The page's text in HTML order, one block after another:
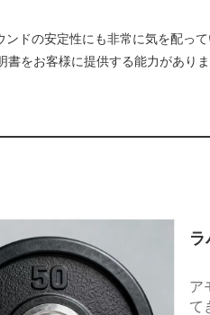
ドの安定性にも非常に気を配
をお客様に提供する能力がありま
ア
て